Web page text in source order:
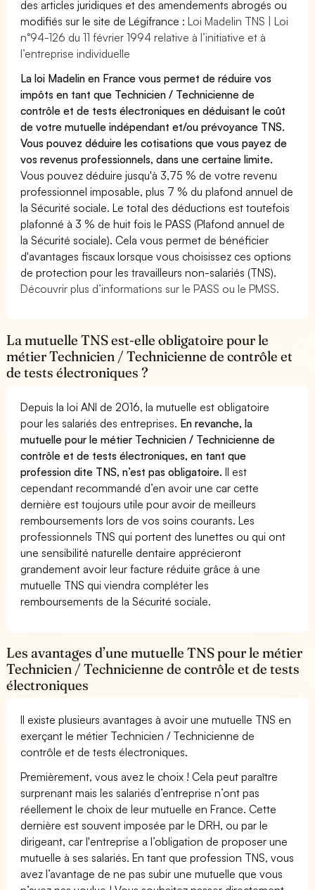
des articles juridiques et des amendements abrogés ou
modifiés sur le site de Légifrance :Loi Madelin TNS | Loi
n°94-126 du 11 février 1994 relative à l’initiative et à
l’entreprise individuelle
La loi Madelin en France vous permet de réduire vos
impôts en tant que Technicien / Technicienne de
contrôle et de tests électroniques en déduisant le coût
de votre mutuelle indépendant et/ou prévoyance TNS.
Vous pouvez déduire les cotisations que vous payez de
vos revenus professionnels, dans une certaine limite.
Vous pouvez déduire jusqu'à 3,75 % de votre revenu
professionnel imposable, plus 7 % du plafond annuel de
la Sécurité sociale. Le total des déductions est toutefois
plafonné à 3 % de huit fois le PASS (Plafond annuel de
la Sécurité sociale). Cela vous permet de bénéficier
d'avantages fiscaux lorsque vous choisissez ces options
de protection pour les travailleurs non-salariés (TNS).
Découvrir plus d’informations sur le PASS ou le PMSS.
La mutuelle TNS est-elle obligatoire pour le
métier Technicien / Technicienne de contrôle et
de tests électroniques ?
Depuis la loi ANI de 2016, la mutuelle est obligatoire
pour les salariés des entreprises. En revanche, la
mutuelle pour le métier Technicien / Technicienne de
contrôle et de tests électroniques, en tant que
profession dite TNS, n’est pas obligatoire.Il est
cependant recommandé d’en avoir une car cette
dernière est toujours utile pour avoir de meilleurs
remboursements lors de vos soins courants. Les
professionnels TNS qui portent des lunettes ou qui ont
une sensibilité naturelle dentaire apprécieront
grandement avoir leur facture réduite grâce à une
mutuelle TNS qui viendra compléter les
remboursements de la Sécurité sociale.
Les avantages d’une mutuelle TNS pour le métier
Technicien / Technicienne de contrôle et de tests
électroniques
Il existe plusieurs avantages à avoir une mutuelle TNS en
exerçant le métier Technicien / Technicienne de
contrôle et de tests électroniques.
Premièrement, vous avez le choix ! Cela peut paraître
surprenant mais les salariés d’entreprise n’ont pas
réellement le choix de leur mutuelle en France. Cette
dernière est souvent imposée par le DRH, ou par le
dirigeant, car l'entreprise a l’obligation de proposer une
mutuelle à ses salariés. En tant que profession TNS, vous
avez l’avantage de ne pas subir une mutuelle que vous